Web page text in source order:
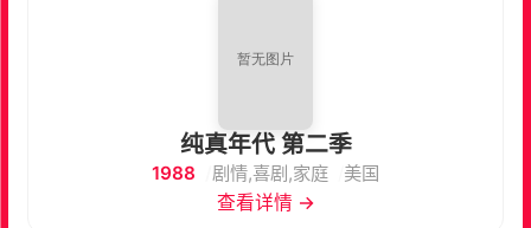
纯真年代 第二季
1988 剧情,喜剧,家庭
美国
查看详情 →